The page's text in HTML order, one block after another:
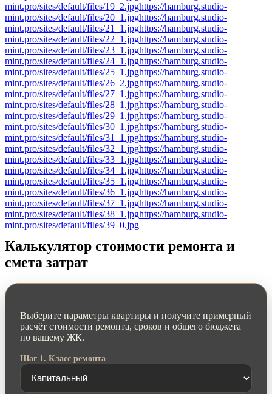
mint.pro/sites/default/files/19_2.jpghttps://hamburg.studio-
mint.pro/sites/default/files/20_1.jpghttps://hamburg.studio-
mint.pro/sites/default/files/21_1.jpghttps://hamburg.studio-
mint.pro/sites/default/files/22_1.jpghttps://hamburg.studio-
mint.pro/sites/default/files/23_1.jpghttps://hamburg.studio-
mint.pro/sites/default/files/24_1.jpghttps://hamburg.studio-
mint.pro/sites/default/files/25_1.jpghttps://hamburg.studio-
mint.pro/sites/default/files/26_2.jpghttps://hamburg.studio-
mint.pro/sites/default/files/27_1.jpghttps://hamburg.studio-
mint.pro/sites/default/files/28_1.jpghttps://hamburg.studio-
mint.pro/sites/default/files/29_1.jpghttps://hamburg.studio-
mint.pro/sites/default/files/30_1.jpghttps://hamburg.studio-
mint.pro/sites/default/files/31_1.jpghttps://hamburg.studio-
mint.pro/sites/default/files/32_1.jpghttps://hamburg.studio-
mint.pro/sites/default/files/33_1.jpghttps://hamburg.studio-
mint.pro/sites/default/files/34_1.jpghttps://hamburg.studio-
mint.pro/sites/default/files/35_1.jpghttps://hamburg.studio-
mint.pro/sites/default/files/36_1.jpghttps://hamburg.studio-
mint.pro/sites/default/files/37_1.jpghttps://hamburg.studio-
mint.pro/sites/default/files/38_1.jpghttps://hamburg.studio-
mint.pro/sites/default/files/39_0.jpg
Калькулятор стоимости ремонта и
смета затрат
Выберите параметры квартиры и получите примерный
расчёт стоимости ремонта, сроков и общего бюджета
по вашему ЖК.
Шаг 1. Класс ремонта